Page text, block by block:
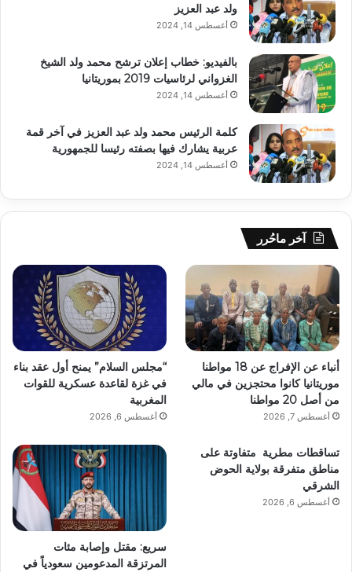
ولد عبد العزيز
أغسطس 14, 2024
بالفيديو: خطاب إعلان ترشح محمد ولد الشيخ
الغزواني لرئاسيات 2019 بموريتانيا
أغسطس 14, 2024
كلمة الرئيس محمد ولد عبد العزيز في آخر قمة
عربية يشارك فيها بصفته رئيسا للجمهورية
أغسطس 14, 2024
آخر ماحُرر
أنباء عن الإفراج عن 18 مواطنا
موريتانيا كانوا محتجزين في مالي
من أصل 20 مواطنا
أغسطس 7, 2026
“مجلس السلام” يمنح أول عقد بناء
في غزة لقاعدة عسكرية للقوات
المغربية
أغسطس 6, 2026
تساقطات مطرية متفاوتة على
مناطق متفرقة بولاية الحوض
الشرقي
أغسطس 6, 2026
سريع: مقتل وإصابة مئات
المرتزقة المدعومين سعودياً في